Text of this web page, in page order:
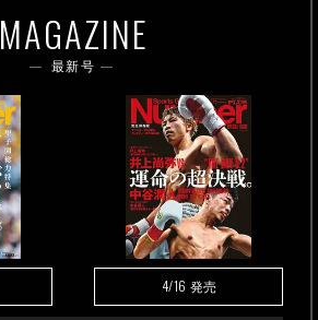
MAGAZINE
最新号
4/16 発売